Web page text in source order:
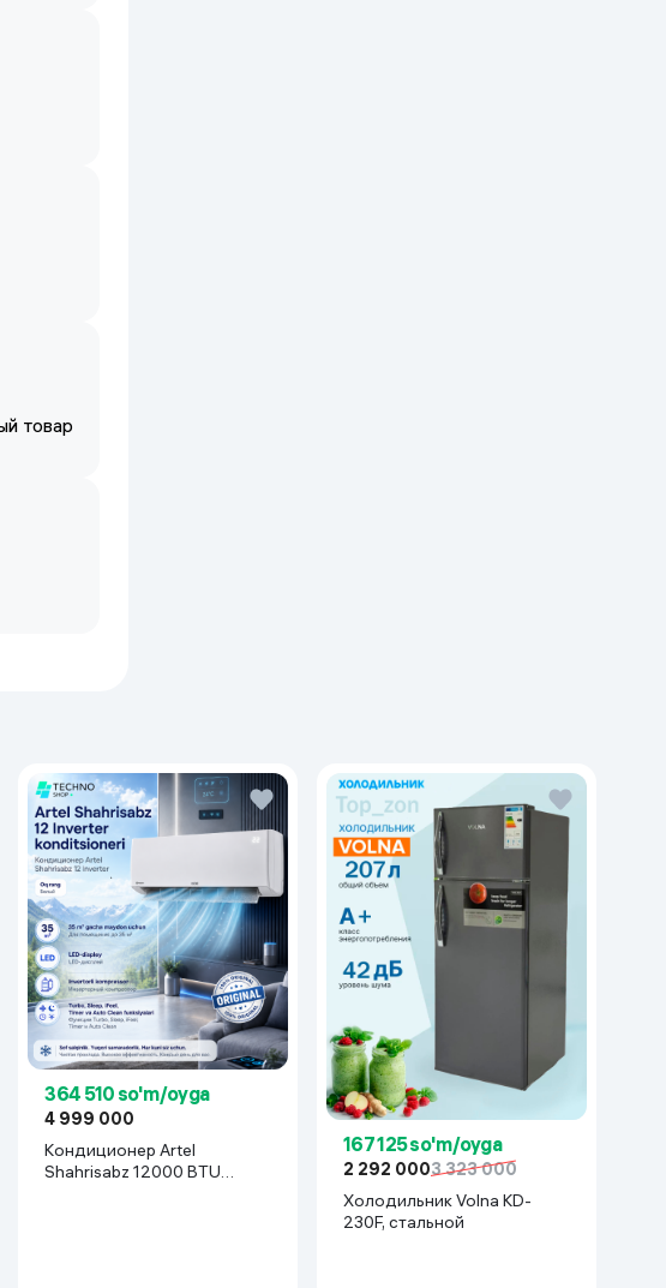
товар
364 510 so'm/oyga
4 999 000
Кондиционер Artel
Shahrisabz 12000 BTU
167 125 so'm/oyga
2 292 0003 323 000
Холодильник Volna KD-
230F, стальной